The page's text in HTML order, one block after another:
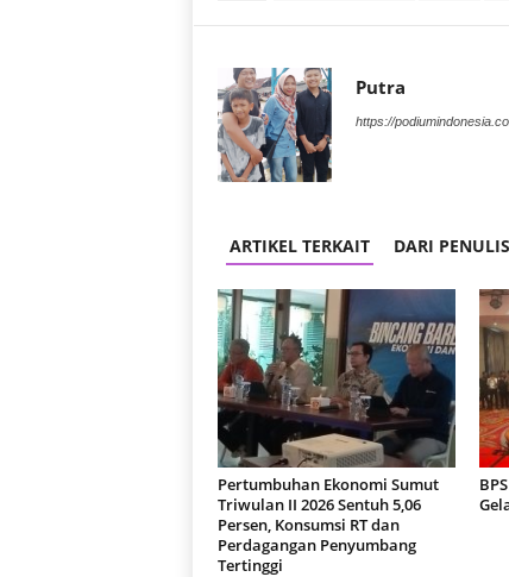
Putra
https://
ARTIKEL TERKAIT DARI PENULIS
Pertumbuhan Ekonomi Sumut
Triwulan II 2026 Sentuh 5,06
Persen, Konsumsi RT dan
Perdagangan Penyumbang
Tertinggi